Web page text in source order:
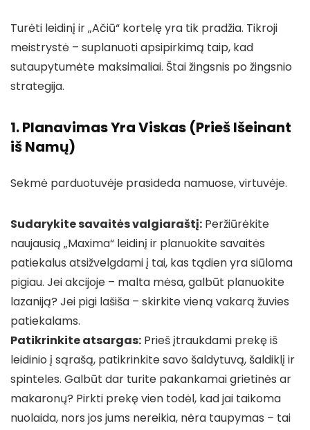
Turėti leidinį ir „Ačiū“ kortelę yra tik pradžia. Tikroji
meistrystė – suplanuoti apsipirkimą taip, kad
sutaupytumėte maksimaliai. Štai žingsnis po žingsnio
strategija.
1. Planavimas Yra Viskas (Prieš Išeinant
iš Namų)
Sekmė parduotuvėje prasideda namuose, virtuvėje.
Sudarykite savaitės valgiaraštį: Peržiūrėkite
naujausią „Maxima“ leidinį ir planuokite savaitės
patiekalus atsižvelgdami į tai, kas tądien yra siūloma
pigiau. Jei akcijoje – malta mėsa, galbūt planuokite
lazaniją? Jei pigi lašiša – skirkite vieną vakarą žuvies
patiekalams.
Patikrinkite atsargas: Prieš įtraukdami prekę iš
leidinio į sąrašą, patikrinkite savo šaldytuvą, šaldiklį ir
spinteles. Galbūt dar turite pakankamai grietinės ar
makaronų? Pirkti prekę vien todėl, kad jai taikoma
nuolaida, nors jos jums nereikia, nėra taupymas – tai